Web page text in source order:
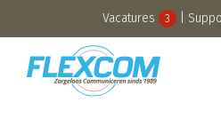
Vacatures 3